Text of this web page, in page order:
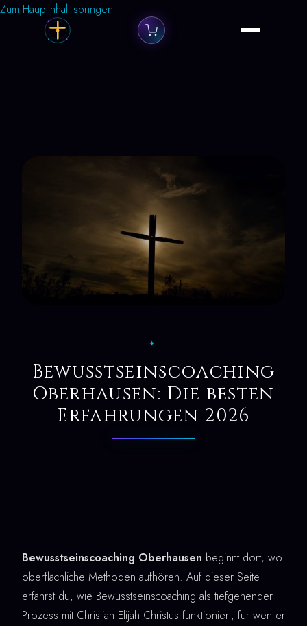
Zum Hauptinhalt springen
✦
Bewusstseinscoaching
Oberhausen: Die besten
Erfahrungen 2026
Bewusstseinscoaching Oberhausen beginnt dort, wo
oberflächliche Methoden aufhören. Auf dieser Seite
erfährst du, wie Bewusstseinscoaching als tiefgehender
Prozess mit Christian Elijah Christus funktioniert, für wen er